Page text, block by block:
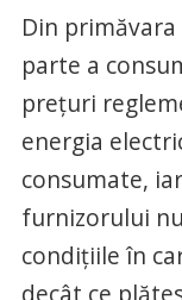
Din
parte a
prețuri
energia
consumate,
furnizorului
condițiile în
decât ce